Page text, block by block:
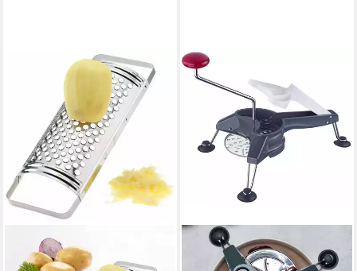
WESTMARK
Multireibe Rostfreier